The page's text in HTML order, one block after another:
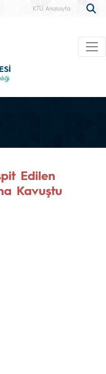
KTÜ Anasayfa
Edilen
Kavuştu